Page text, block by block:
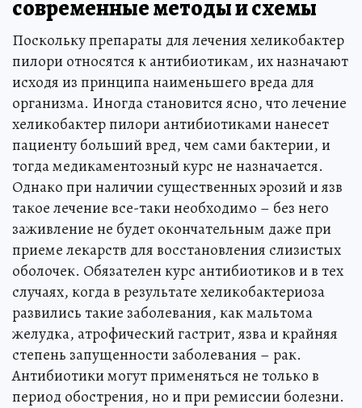
современные методы и схемы
Поскольку препараты для лечения хеликобактер
пилори относятся к антибиотикам, их назначают
исходя из принципа наименьшего вреда для
организма. Иногда становится ясно, что лечение
хеликобактер пилори антибиотиками нанесет
пациенту больший вред, чем сами бактерии, и
тогда медикаментозный курс не назначается.
Однако при наличии существенных эрозий и язв
такое лечение все-таки необходимо – без него
заживление не будет окончательным даже при
приеме лекарств для восстановления слизистых
оболочек. Обязателен курс антибиотиков и в тех
случаях, когда в результате хеликобактериоза
развились такие заболевания, как мальтома
желудка, атрофический гастрит, язва и крайняя
степень запущенности заболевания – рак.
Антибиотики могут применяться не только в
период обострения, но и при ремиссии болезни.